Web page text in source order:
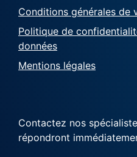
Conditions générales de
Politique de
données
Mentions légales
Contactez nos
répondront